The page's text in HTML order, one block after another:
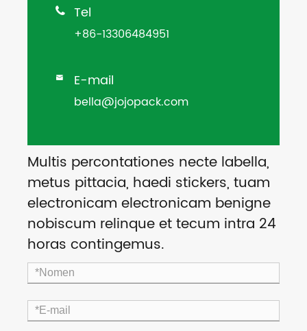
 Tel
+86-13306484951
 E-mail
bella@jojopack.com
Multis percontationes necte labella,
metus pittacia, haedi stickers, tuam
electronicam electronicam benigne
nobiscum relinque et tecum intra 24
horas contingemus.